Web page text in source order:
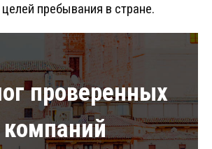
пребывания в стране.
проверенных
компаний